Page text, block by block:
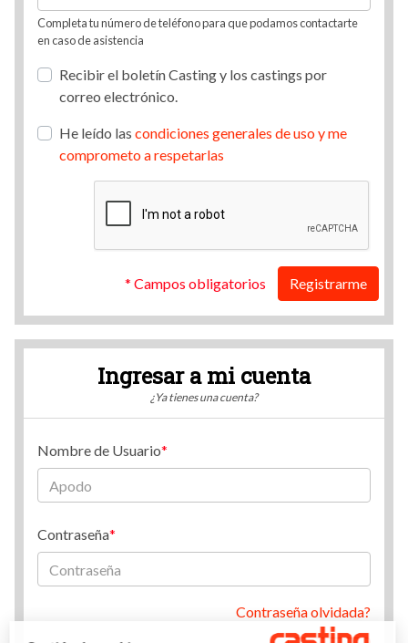
Completa tu número de teléfono para que podamos contactarte
en caso de asistencia
Recibir el boletín Casting y los castings por
correo electrónico.
He leído las condiciones generales de uso y me
comprometo a respetarlas
* Campos obligatorios Registrarme
Ingresar a mi cuenta
¿Ya tienes una cuenta?
Nombre de Usuario
Contraseña
Contraseña olvidada?